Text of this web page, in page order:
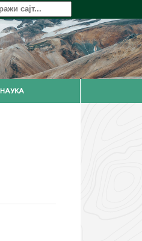
НАУКА